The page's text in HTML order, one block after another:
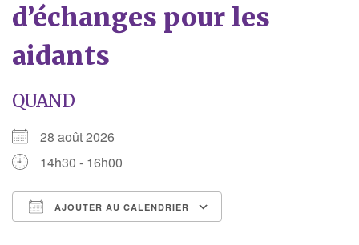
d’échanges pour les
aidants
QUAND
28 août 2026
14h30 - 16h00
AJOUTER AU CALENDRIER